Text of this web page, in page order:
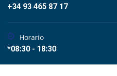
+34 93 465 87 17
Horario
*08:30 - 18:30